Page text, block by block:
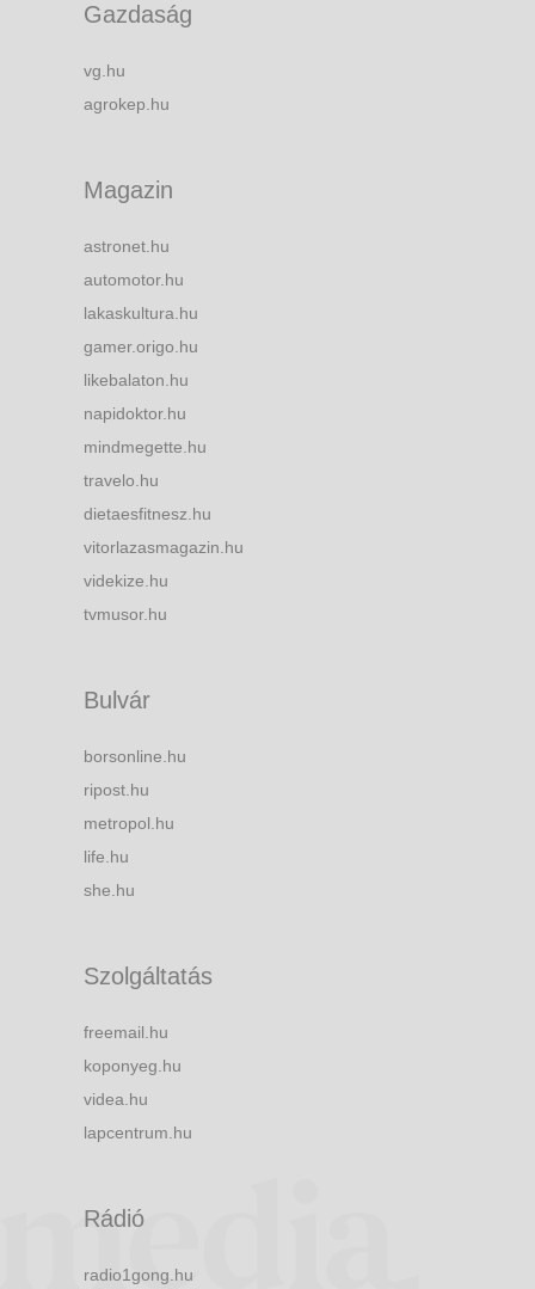
Gazdaság
vg.hu
agrokep.hu
Magazin
astronet.hu
automotor.hu
lakaskultura.hu
gamer.origo.hu
likebalaton.hu
napidoktor.hu
mindmegette.hu
travelo.hu
dietaesfitnesz.hu
vitorlazasmagazin.hu
videkize.hu
tvmusor.hu
Bulvár
borsonline.hu
ripost.hu
metropol.hu
life.hu
she.hu
Szolgáltatás
freemail.hu
koponyeg.hu
videa.hu
lapcentrum.hu
Rádió
radio1gong.hu